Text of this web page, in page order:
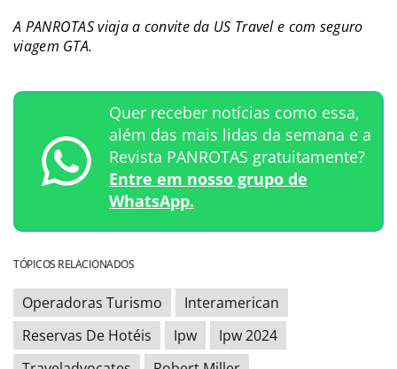
A PANROTAS viaja a convite da US Travel e com seguro
viagem GTA.
Quer receber notícias como essa,
além das mais lidas da semana e a
Revista PANROTAS gratuitamente?
Entre em nosso grupo de
WhatsApp.
TÓPICOS RELACIONADOS
Operadoras Turismo
Interamerican
Reservas De Hotéis
Ipw
Ipw 2024